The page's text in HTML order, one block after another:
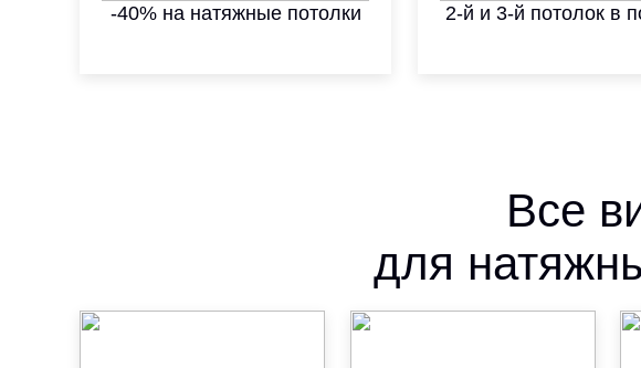
-40% на натяжные потолки 2-й и 3-й потолок в
Все
для